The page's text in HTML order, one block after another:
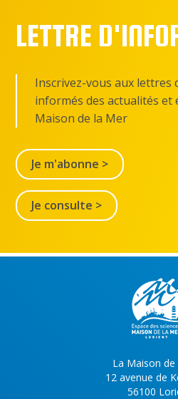
LETTRE
Inscrivez-vous aux
informés des actualités et
Maison de la Mer
Je m'abonne >
Je consulte >
La Maison
12 avenue de
56100